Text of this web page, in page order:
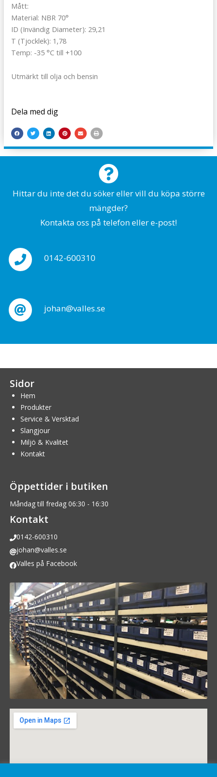
Mått:
Material: NBR 70°
ID (Invändig Diameter): 29,21
T (Tjocklek): 1,78
Temp: -35 °C till +100
Utmärkt till olja och bensin
Dela med dig
Hittar du inte det du söker eller vill du köpa större
mängder?
Kontakta oss på telefon eller e-post!
0142-600310
johan@valles.se
Sidor
Hem
Produkter
Service & Versktad
Slangjour
Miljö & Kvalitet
Kontakt
Öppettider i butiken
Måndag till fredag 06:30 - 16:30
Kontakt
0142-600310
johan@valles.se
Valles på Facebook